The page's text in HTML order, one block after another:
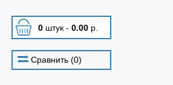
0штук - 0.00р.
Сравнить (0)